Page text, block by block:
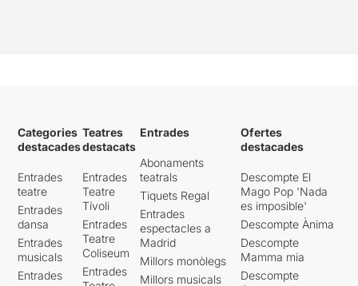
Una obra que, coneixent
Pinter, no dubtem que ja
pugui ser, de partida,
críptica, enigmàtica,
parcialment inabastable.
Però la feina que es fa des
de direcció no ajuda, gens, a
facilitar la digestió d’una
proposta que no deixa bon
Categories
destacades
Entrades
teatre
Entrades
dansa
Entrades
musicals
Entrades
Teatres
destacats
Entrades
Teatre
Tívoli
Entrades
Teatre
Coliseum
Entrades
Entrades
Abonaments
teatrals
Tiquets Regal
Entrades
espectacles a
Madrid
Millors monòlegs
Millors musicals
Ofertes
destacades
Descompte El
Mago Pop 'Nada
es imposible'
Descompte Ànima
Descompte
Mamma mia
Descompte